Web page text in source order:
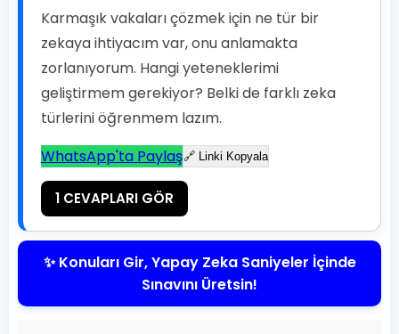
Karmaşık vakaları çözmek için ne tür bir
zekaya ihtiyacım var, onu anlamakta
zorlanıyorum. Hangi yeteneklerimi
geliştirmem gerekiyor? Belki de farklı zeka
türlerini öğrenmem lazım.
WhatsApp'ta Paylaş🔗 Linki Kopyala
1 CEVAPLARI GÖR
✨ Konuları Gir, Yapay Zeka Saniyeler İçinde
Sınavını Üretsin!